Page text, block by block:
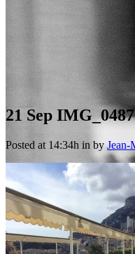
21 Sep IMG_0487
Posted at 14:34h in by Jean-